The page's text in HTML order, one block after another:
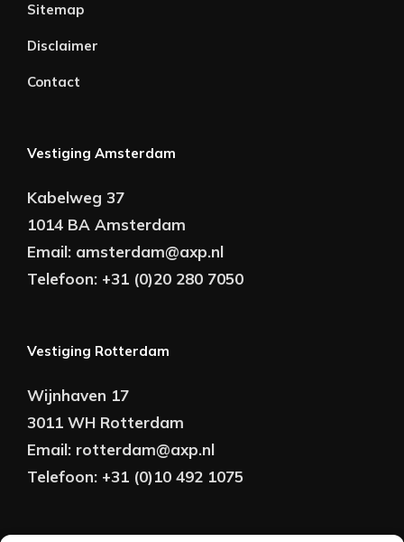
Sitemap
Disclaimer
Contact
Vestiging Amsterdam
Kabelweg 37
1014 BA Amsterdam
Email: amsterdam@axp.nl
Telefoon: +31 (0)20 280 7050
Vestiging Rotterdam
Wijnhaven 17
3011 WH Rotterdam
Email: rotterdam@axp.nl
Telefoon: +31 (0)10 492 1075